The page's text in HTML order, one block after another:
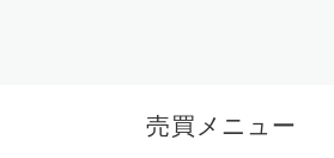
売買メニュー